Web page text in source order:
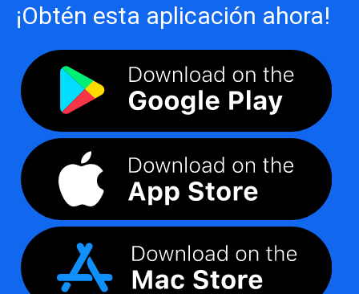
¡Obtén esta aplicación ahora!